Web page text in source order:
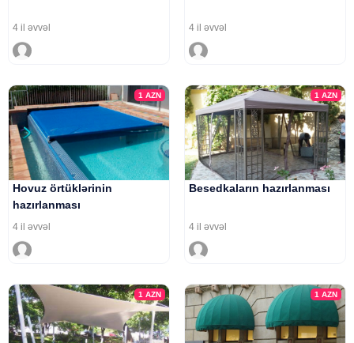
4 il əvvəl 4 il əvvəl
1AZN
Hovuz örtüklərinin
hazırlanması
4 il əvvəl
1 AZN
Besedkaların hazırlanması
4 il əvvəl
1AZN 1 AZN